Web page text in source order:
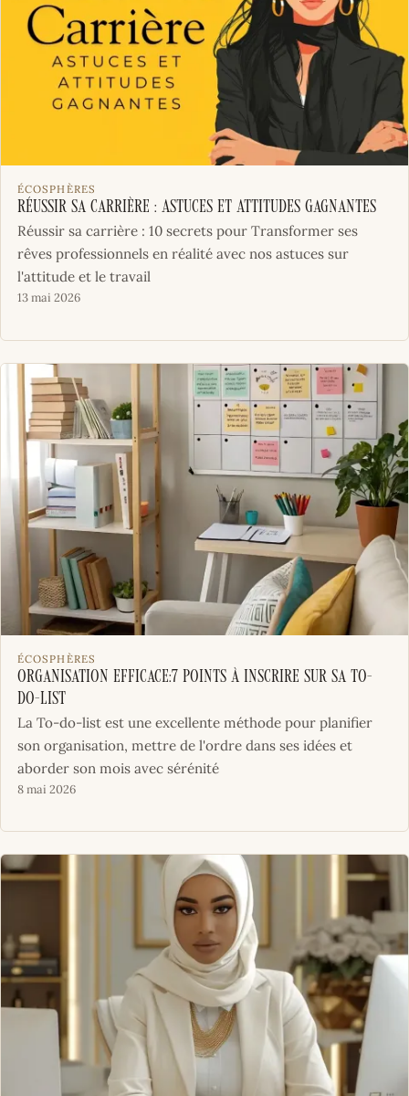
ÉCOSPHÈRES
Réussir sa Carrière : Astuces et Attitudes Gagnantes
Réussir sa carrière : 10 secrets pour Transformer ses
rêves professionnels en réalité avec nos astuces sur
l'attitude et le travail
13 mai 2026
ÉCOSPHÈRES
Organisation efficace:7 points à inscrire sur sa to-
do-list
La To-do-list est une excellente méthode pour planifier
son organisation, mettre de l'ordre dans ses idées et
aborder son mois avec sérénité
8 mai 2026